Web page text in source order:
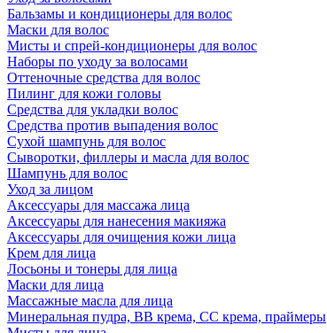
Бальзамы и кондиционеры для волос
Маски для волос
Мисты и спрей-кондиционеры для волос
Наборы по уходу за волосами
Оттеночные средства для волос
Пилинг для кожи головы
Средства для укладки волос
Средства против выпадения волос
Сухой шампунь для волос
Сыворотки, филлеры и масла для волос
Шампунь для волос
Уход за лицом
Аксессуары для массажа лица
Аксессуары для нанесения макияжа
Аксессуары для очищения кожи лица
Крем для лица
Лосьоны и тонеры для лица
Маски для лица
Массажные масла для лица
Минеральная пудра, BB крема, СС крема, праймеры